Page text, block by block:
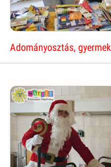
Adományosztás,